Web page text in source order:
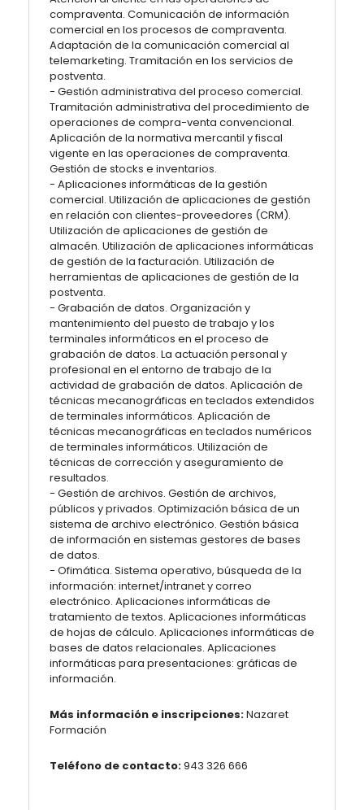
compraventa. Comunicación de información
comercial en los procesos de compraventa.
Adaptación de la comunicación comercial al
telemarketing. Tramitación en los servicios de
postventa.
- Gestión administrativa del proceso comercial.
Tramitación administrativa del procedimiento de
operaciones de compra-venta convencional.
Aplicación de la normativa mercantil y fiscal
vigente en las operaciones de compraventa.
Gestión de stocks e inventarios.
- Aplicaciones informáticas de la gestión
comercial. Utilización de aplicaciones de gestión
en relación con clientes-proveedores (CRM).
Utilización de aplicaciones de gestión de
almacén. Utilización de aplicaciones informáticas
de gestión de la facturación. Utilización de
herramientas de aplicaciones de gestión de la
postventa.
- Grabación de datos. Organización y
mantenimiento del puesto de trabajo y los
terminales informáticos en el proceso de
grabación de datos. La actuación personal y
profesional en el entorno de trabajo de la
actividad de grabación de datos. Aplicación de
técnicas mecanográficas en teclados extendidos
de terminales informáticos. Aplicación de
técnicas mecanográficas en teclados numéricos
de terminales informáticos. Utilización de
técnicas de corrección y aseguramiento de
resultados.
- Gestión de archivos. Gestión de archivos,
públicos y privados. Optimización básica de un
sistema de archivo electrónico. Gestión básica
de información en sistemas gestores de bases
de datos.
- Ofimática. Sistema operativo, búsqueda de la
información: internet/intranet y correo
electrónico. Aplicaciones informáticas de
tratamiento de textos. Aplicaciones informáticas
de hojas de cálculo. Aplicaciones informáticas de
bases de datos relacionales. Aplicaciones
informáticas para presentaciones: gráficas de
información.
Más información e inscripciones:Nazaret
Formación
Teléfono de contacto:943 326 666